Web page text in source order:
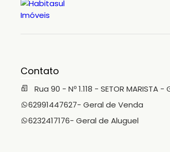
Contato
Rua 90 - Nº 1.118 - SETOR MARISTA -
62991447627- Geral de Venda
6232417176- Geral de Aluguel